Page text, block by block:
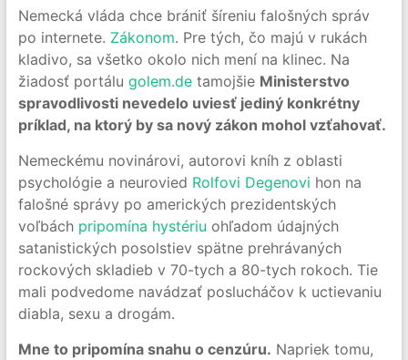
Nemecká vláda chce brániť šíreniu falošných správ
po internete. Zákonom. Pre tých, čo majú v rukách
kladivo, sa všetko okolo nich mení na klinec. Na
žiadosť portálu golem.detamojšie Ministerstvo
spravodlivosti nevedelo uviesť jediný konkrétny
príklad, na ktorý by sa nový zákon mohol vzťahovať.
Nemeckému novinárovi, autorovi kníh z oblasti
psychológie a neurovied Rolfovi Degenovi hon na
falošné správy po amerických prezidentských
voľbách pripomína hystériu ohľadom údajných
satanistických posolstiev spätne prehrávaných
rockových skladieb v 70-tych a 80-tych rokoch. Tie
mali podvedome navádzať poslucháčov k uctievaniu
diabla, sexu a drogám.
Mne to pripomína snahu o cenzúru. Napriek tomu,